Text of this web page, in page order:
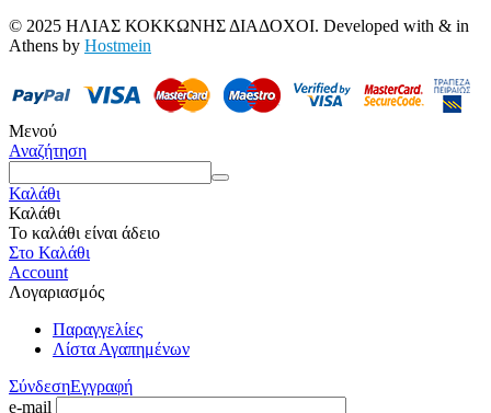
© 2025 ΗΛΙΑΣ ΚΟΚΚΩΝΗΣ ΔΙΑΔΟΧΟΙ. Developed with & in
Athens by Hostmein
Μενού
Αναζήτηση
Καλάθι
Καλάθι
Το καλάθι είναι άδειο
Στο Καλάθι
Account
Λογαριασμός
Παραγγελίες
Λίστα Αγαπημένων
ΣύνδεσηΕγγραφή
e-mail